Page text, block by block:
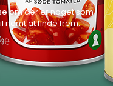
om der er noget som
nemt at finde frem.